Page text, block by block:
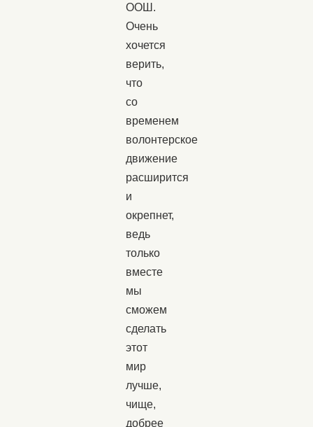
ООШ.
Очень
хочется
верить,
что
со
временем
волонтерское
движение
расширится
и
окрепнет,
ведь
только
вместе
мы
сможем
сделать
этот
мир
лучше,
чище,
добрее